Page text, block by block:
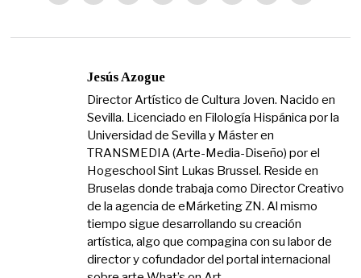
Jesús Azogue
Director Artístico de Cultura Joven. Nacido en
Sevilla. Licenciado en Filología Hispánica por la
Universidad de Sevilla y Máster en
TRANSMEDIA (Arte-Media-Diseño) por el
Hogeschool Sint Lukas Brussel. Reside en
Bruselas donde trabaja como Director Creativo
de la agencia de eMárketing ZN. Al mismo
tiempo sigue desarrollando su creación
artística, algo que compagina con su labor de
director y cofundador del portal internacional